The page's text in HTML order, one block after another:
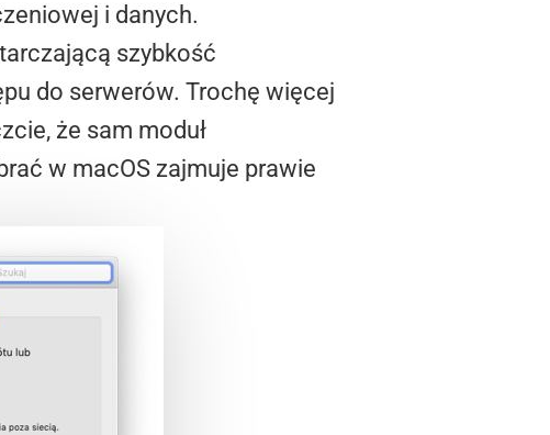
i danych.
szybkość
do serwerów. Trochę więcej
że sam moduł
w macOS zajmuje prawie